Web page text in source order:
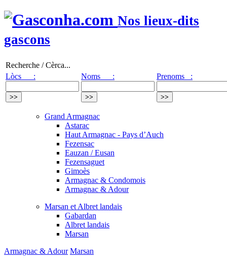
Nos lieux-dits
gascons
Recherche / Cèrca...
Lòcs :
Noms : Prenoms :
Grand Armagnac
Astarac
Haut Armagnac - Pays d’Auch
Fezensac
Eauzan / Eusan
Fezensaguet
Gimoès
Armagnac & Condomois
Armagnac & Adour
Marsan et Albret landais
Gabardan
Albret landais
Marsan
Armagnac & Adour Marsan